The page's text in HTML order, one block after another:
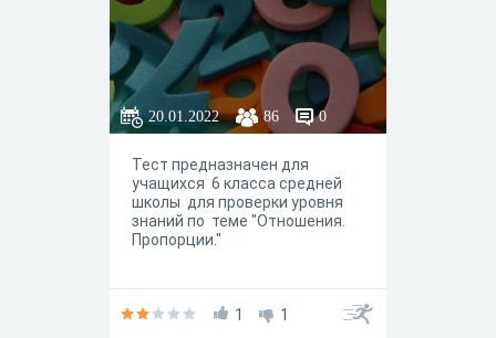
20.01.2022 86 0
Тест предназначен для
учащихся 6 класса средней
школы для проверки уровня
знаний по теме "Отношения.
Пропорции."
1 1